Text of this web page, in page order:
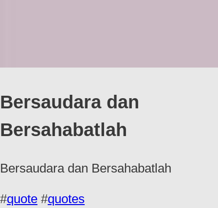
Bersaudara dan
Bersahabatlah
Bersaudara dan Bersahabatlah
#quote #quotes